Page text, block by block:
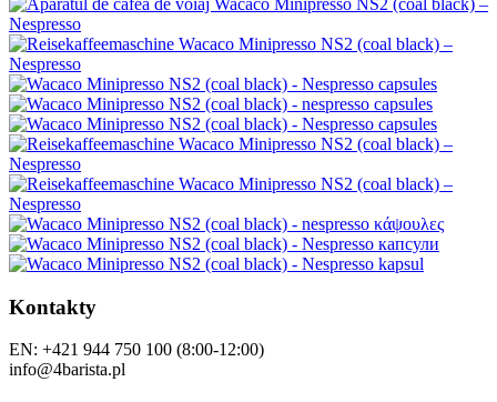
Kontakty
EN: +421 944 750 100 (8:00-12:00)
info@4barista.pl